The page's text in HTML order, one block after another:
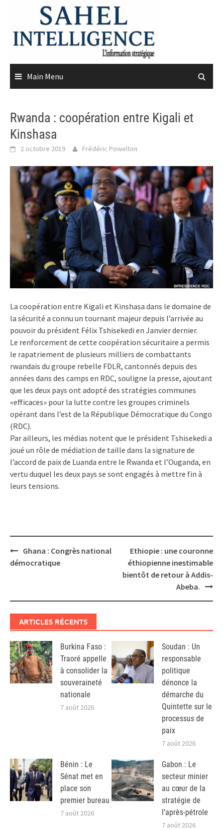
content
Main Menu
Rwanda : coopération entre Kigali et
Kinshasa
2 octobre 2019 Frédéric Powelton
La coopération entre Kigali et Kinshasa dans le domaine de
la sécurité a connu un tournant majeur depuis l’arrivée au
pouvoir du président Félix Tshisekedi en Janvier dernier.
Le renforcement de cette coopération sécuritaire a permis
le rapatriement de plusieurs milliers de combattants
rwandais du groupe rebelle FDLR, cantonnés depuis des
années dans des camps en RDC, souligne la presse, ajoutant
que les deux pays ont adopté des stratégies communes
«efficaces» pour la lutte contre les groupes criminels
opérant dans l’est de la République Démocratique du Congo
(RDC).
Par ailleurs, les médias notent que le président Tshisekedi a
joué un rôle de médiation de taille dans la signature de
l’accord de paix de Luanda entre le Rwanda et l’Ouganda, en
vertu duquel les deux pays se sont engagés à mettre fin à
leurs tensions.
Post
navigation
Ghana : Congrès national
démocratique
Ethiopie : une couronne
éthiopienne inestimable
bientôt de retour à Addis-
Abeba.
ARTICLES RÉCENTS
Burkina Faso :
Traoré appelle
à consolider la
souveraineté
nationale
7 août 2026
Soudan : Un
responsable
politique
dénonce la
démarche du
Quintette sur le
processus de
paix
7 août 2026
Bénin : Le
Sénat met en
place son
premier bureau
7 août 2026
Gabon : Le
secteur minier
au cœur de la
stratégie de
l’après-pétrole
7 août 2026